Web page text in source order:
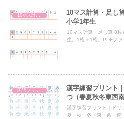
10マス計算・足し
小学1年生
10マス計算・足し算 8
生。1桁＋1桁。PDFファ
漢字練習プリント
つ（春夏秋冬東西南
漢字練習プリント｜ドリ
夏・秋・冬・東・西・南